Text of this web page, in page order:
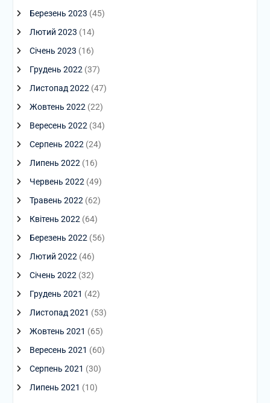
Березень 2023 (45)
Лютий 2023 (14)
Січень 2023 (16)
Грудень 2022 (37)
Листопад 2022 (47)
Жовтень 2022 (22)
Вересень 2022 (34)
Серпень 2022 (24)
Липень 2022 (16)
Червень 2022 (49)
Травень 2022 (62)
Квітень 2022 (64)
Березень 2022 (56)
Лютий 2022 (46)
Січень 2022 (32)
Грудень 2021 (42)
Листопад 2021 (53)
Жовтень 2021 (65)
Вересень 2021 (60)
Серпень 2021 (30)
Липень 2021 (10)